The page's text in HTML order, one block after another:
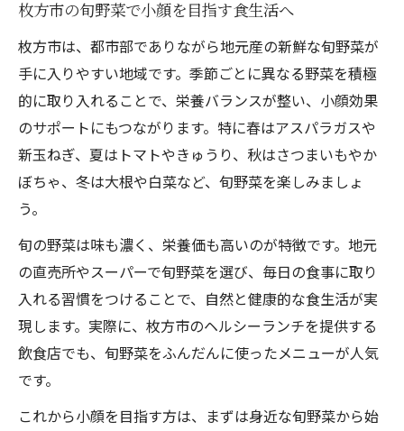
枚方市の旬野菜で小顔を目指す食生活へ
枚方市は、都市部でありながら地元産の新鮮な旬野菜が
手に入りやすい地域です。季節ごとに異なる野菜を積極
的に取り入れることで、栄養バランスが整い、小顔効果
のサポートにもつながります。特に春はアスパラガスや
新玉ねぎ、夏はトマトやきゅうり、秋はさつまいもやか
ぼちゃ、冬は大根や白菜など、旬野菜を楽しみましょ
う。
旬の野菜は味も濃く、栄養価も高いのが特徴です。地元
の直売所やスーパーで旬野菜を選び、毎日の食事に取り
入れる習慣をつけることで、自然と健康的な食生活が実
現します。実際に、枚方市のヘルシーランチを提供する
飲食店でも、旬野菜をふんだんに使ったメニューが人気
です。
これから小顔を目指す方は、まずは身近な旬野菜から始